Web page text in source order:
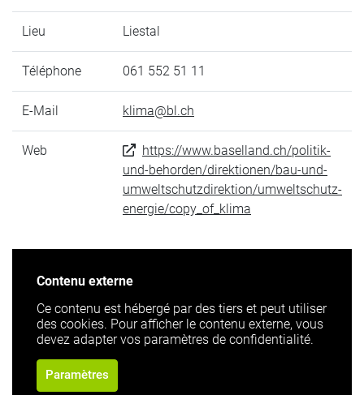
Lieu Liestal
Téléphone 061 552 51 11
E-Mail klima@bl.ch
Web
https://www.baselland.ch/politik-
und-behorden/direktionen/bau-und-
umweltschutzdirektion/umweltschutz-
energie/copy_of_klima
Contenu externe
Ce contenu est hébergé par des tiers et peut utiliser
des cookies. Pour afficher le contenu externe, vous
devez adapter vos paramètres de confidentialité.
Paramètres